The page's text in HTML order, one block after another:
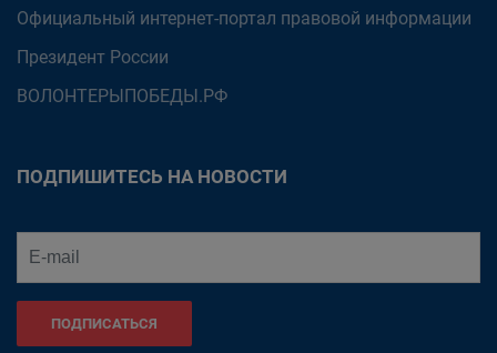
Официальный интернет-портал правовой информации
Президент России
ВОЛОНТЕРЫПОБЕДЫ.РФ
ПОДПИШИТЕСЬ НА НОВОСТИ
ПОДПИСАТЬСЯ